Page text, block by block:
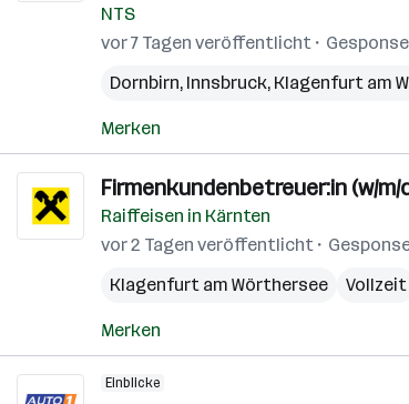
NTS
vor 7 Tagen veröffentlicht
Dornbirn, Innsbruck, Klagenfurt am
Merken
Firmenkundenbetreuer:in (w/m/
Raiffeisen in Kärnten
vor 2 Tagen veröffentlicht
Klagenfurt am Wörthersee
Vollzeit
Merken
Einblicke